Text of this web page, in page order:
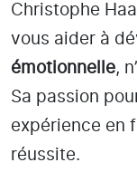
Christophe
vous aider à
émotionnelle,
Sa passion
expérience en
réussite.